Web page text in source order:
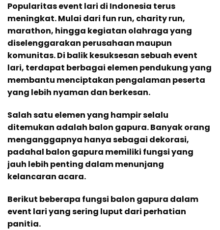
Popularitas event lari di Indonesia terus
meningkat. Mulai dari fun run, charity run,
marathon, hingga kegiatan olahraga yang
diselenggarakan perusahaan maupun
komunitas. Di balik kesuksesan sebuah event
lari, terdapat berbagai elemen pendukung yang
membantu menciptakan pengalaman peserta
yang lebih nyaman dan berkesan.
Salah satu elemen yang hampir selalu
ditemukan adalah balon gapura. Banyak orang
menganggapnya hanya sebagai dekorasi,
padahal balon gapura memiliki fungsi yang
jauh lebih penting dalam menunjang
kelancaran acara.
Berikut beberapa fungsi balon gapura dalam
event lari yang sering luput dari perhatian
panitia.